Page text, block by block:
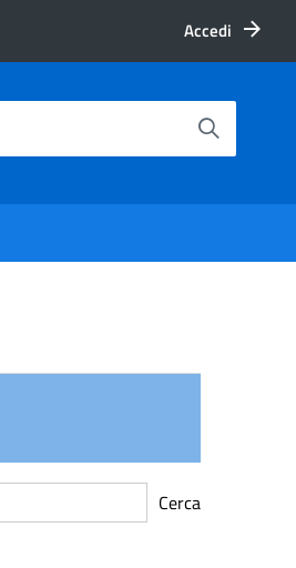
Accedi
Cerca